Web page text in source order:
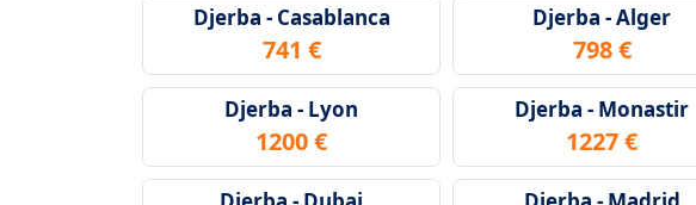
Djerba - Casablanca
741 €
Djerba - Alger
798 €
Djerba - Lyon
1200 €
Djerba - Monastir
1227 €